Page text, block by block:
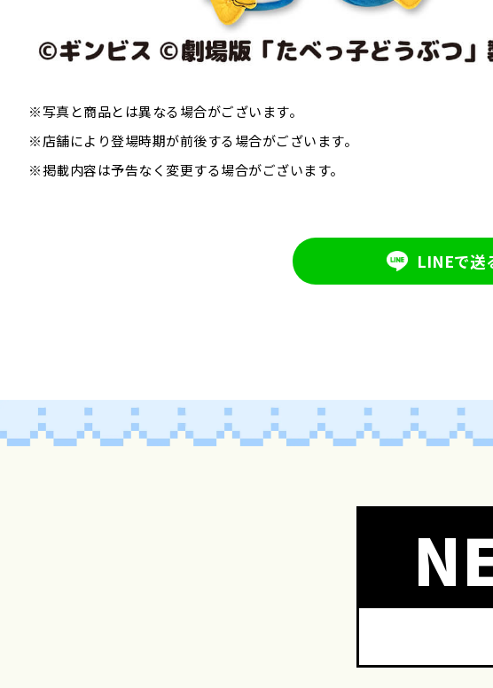
※写真と商品とは異なる場合がございます。
※店舗により登場時期が前後する場合がございます。
※掲載内容は予告なく変更する場合がございます。
LINEで送